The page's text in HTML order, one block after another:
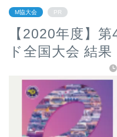
M協大会 PR
【2020年度】
ド全国大会 結果